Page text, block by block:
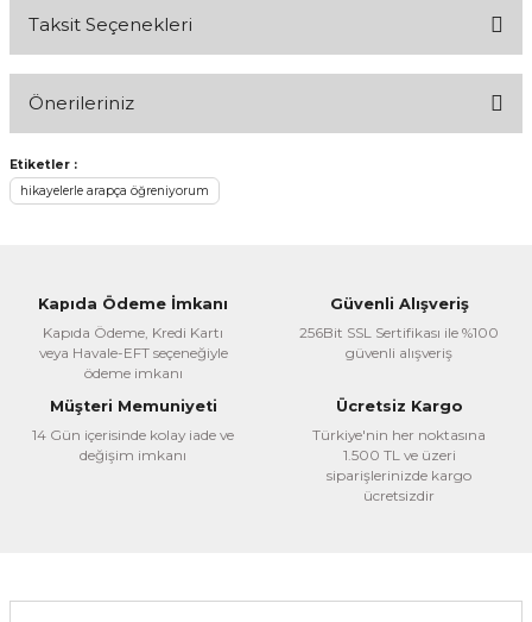
Taksit Seçenekleri
Önerileriniz
Bu ürünün fiyat bilgisi, resim, ürün açıklamalarında ve diğer
konularda yetersiz gördüğünüz noktaları öneri formunu
kullanarak tarafımıza iletebilirsiniz.
Ürün resmi kalitesiz, bozuk veya görüntülenemiyor.
Ürün açıklamasında eksik bilgiler bulunuyor.
Ürün bilgilerinde hatalar bulunuyor.
Etiketler :
hikayelerle arapça öğreniyorum
Kapıda Ödeme İmkanı
Kapıda Ödeme, Kredi Kartı
veya Havale-EFT seçeneğiyle
ödeme imkanı
Güvenli Alışveriş
256Bit SSL Sertifikası ile %100
güvenli alışveriş
Müşteri Memuniyeti
14 Gün içerisinde kolay iade ve
değişim imkanı
Ücretsiz Kargo
Türkiye'nin her noktasına
1.500 TL ve üzeri
siparişlerinizde kargo
ücretsizdir